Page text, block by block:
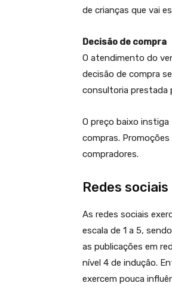
de crianças que vai
Decisão de compra
O atendimento do
decisão de compra
consultoria prestada
O preço baixo instiga
compras.
compradores.
Redes sociais
As redes sociais
escala de 1 a 5,
as publicações em
nível 4 de indução.
exercem pouca